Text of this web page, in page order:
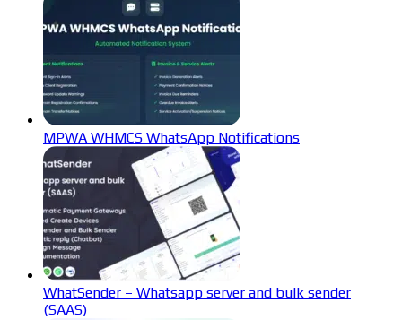
MPWA WHMCS WhatsApp Notifications
WhatSender – Whatsapp server and bulk sender
(SAAS)